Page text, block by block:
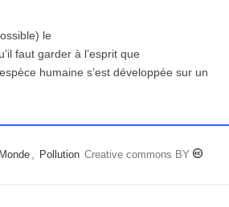
le
faut garder à l’esprit que
humaine s’est développée sur un
Monde Pollution Creative commons BY